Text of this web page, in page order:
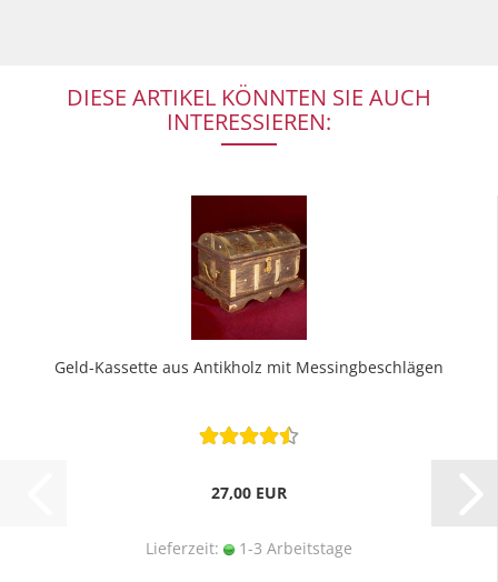
DIESE ARTIKEL KÖNNTEN SIE AUCH
INTERESSIEREN:
Geld-Kassette aus Antikholz mit Messingbeschlägen
27,00 EUR
Lieferzeit: 1-3 Arbeitstage